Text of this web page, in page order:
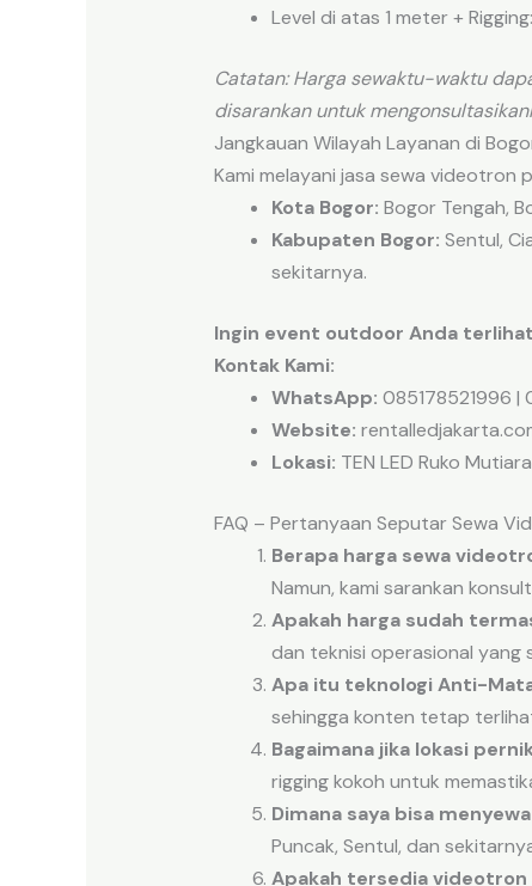
Level di atas 1 meter +
Catatan: Harga sewaktu-waktu
disarankan untuk
Jangkauan Wilayah Layanan di
Kami melayani jasa sewa videotron
Kota Bogor: Bogor Tengah,
Kabupaten Bogor: Sentul,
sekitarnya.
Ingin event outdoor Anda
Kontak Kami:
WhatsApp: 085178521996 |
Website:
Lokasi: TEN LED Ruko
FAQ – Pertanyaan Seputar Sewa
Berapa harga sewa
Namun, kami sarankan
Apakah harga sudah
dan teknisi operasional yang
Apa itu teknologi Anti-
sehingga konten tetap
Bagaimana jika lokasi
rigging kokoh untuk
Dimana saya bisa
Puncak, Sentul, dan
Apakah tersedia